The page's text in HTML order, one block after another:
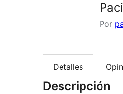
Por
Detalles
Descripción